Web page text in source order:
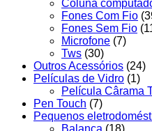
Coluna
Fones Com Fio
Fones Sem Fio
Microfone (7)
Tws (30)
Outros Acessórios (24)
Películas de Vidro (1)
Película Cârama
Pen Touch (7)
Pequenos
Balança (18)